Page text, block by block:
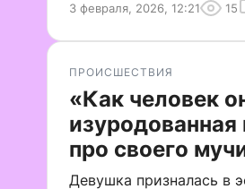
3 февраля, 2026, 12:21 15
ПРОИСШЕСТВИЯ
«Как человек
изуродованная
про своего
Девушка призналась в